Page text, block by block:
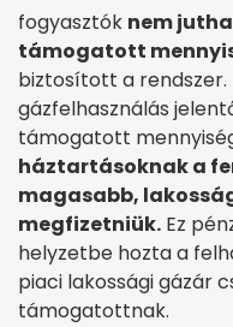
fogyasztók nem
támogatott
biztosított a rendszer.
gázfelhasználás
támogatott
háztartásoknak a
magasabb,
megfizetniük. Ez
helyzetbe hozta a
piaci lakossági gázár
támogatottnak.